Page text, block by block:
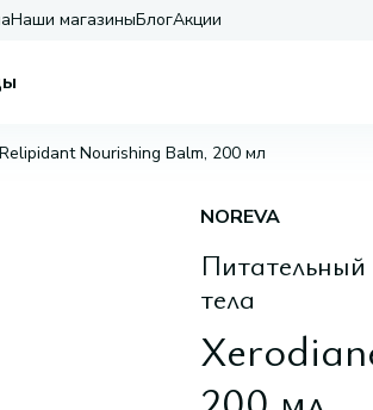
Наши магазиныБлогАкции
Nourishing Balm, 200 мл
NOREVA
Питательный
тела